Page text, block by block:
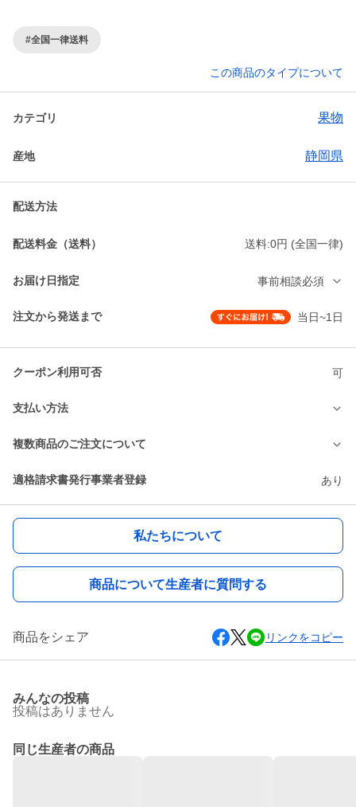
#全国一律送料
この商品のタイプについて
カテゴリ 果物
産地 静岡県
配送方法
配送料金（送料） 送料:0円 (全国一律)
お届け日指定 事前相談必須
注文から発送まで 当日~1日
クーポン利用可否 可
支払い方法
複数商品のご注文について
適格請求書発行事業者登録 あり
私たちについて
商品について生産者に質問する
商品をシェア リンクをコピー
みんなの投稿
投稿はありません
同じ生産者の商品